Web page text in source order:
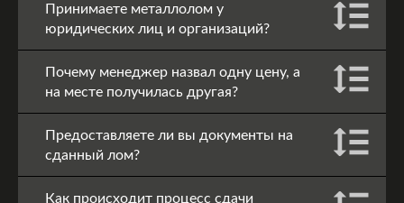
Принимаете металлолом у
юридических лиц и организаций?
Почему менеджер назвал одну цену, а
на месте получилась другая?
Предоставляете ли вы документы на
сданный лом?
Как происходит процесс сдачи